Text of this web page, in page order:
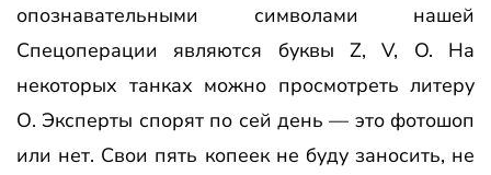
опознавательными символами нашей
Спецоперации являются буквы Z, V, O. На
некоторых танках можно просмотреть литеру
О. Эксперты спорят по сей день — это фотошоп
или нет. Свои пять копеек не буду заносить, не